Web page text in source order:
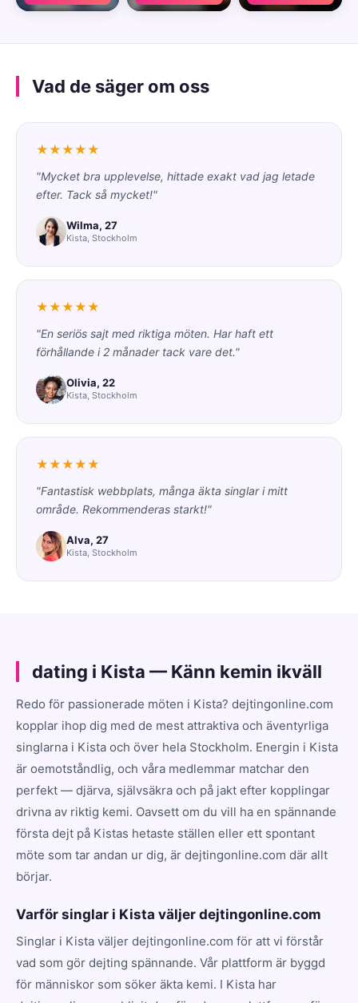
Vad de säger om oss
★★★★★
"Mycket bra upplevelse, hittade exakt vad jag letade
efter. Tack så mycket!"
Wilma, 27
Kista, Stockholm
★★★★★
"En seriös sajt med riktiga möten. Har haft ett
förhållande i 2 månader tack vare det."
Olivia, 22
Kista, Stockholm
★★★★★
"Fantastisk webbplats, många äkta singlar i mitt
område. Rekommenderas starkt!"
Alva, 27
Kista, Stockholm
dating i Kista — Känn kemin ikväll
Redo för passionerade möten i Kista? dejtingonline.com
kopplar ihop dig med de mest attraktiva och äventyrliga
singlarna i Kista och över hela Stockholm. Energin i Kista
är oemotståndlig, och våra medlemmar matchar den
perfekt — djärva, självsäkra och på jakt efter kopplingar
drivna av riktig kemi. Oavsett om du vill ha en spännande
första dejt på Kistas hetaste ställen eller ett spontant
möte som tar andan ur dig, är dejtingonline.com där allt
börjar.
Varför singlar i Kista väljer dejtingonline.com
Singlar i Kista väljer dejtingonline.com för att vi förstår
vad som gör dejting spännande. Vår plattform är byggd
för människor som söker äkta kemi. I Kista har